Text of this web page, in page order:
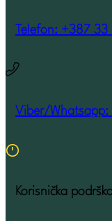
Telefon: +387
Viber/
Korisnička